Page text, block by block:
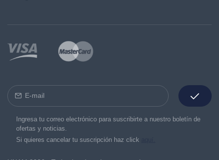
Ingresa tu correo electrónico para suscribirte a nuestro boletín de
ofertas y noticias.
Si quieres cancelar tu suscripción haz click